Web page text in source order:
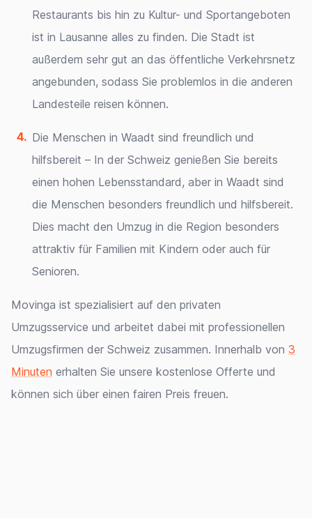
Restaurants bis hin zu Kultur- und Sportangeboten
ist in Lausanne alles zu finden. Die Stadt ist
außerdem sehr gut an das öffentliche Verkehrsnetz
angebunden, sodass Sie problemlos in die anderen
Landesteile reisen können.
Die Menschen in Waadt sind freundlich und
hilfsbereit – In der Schweiz genießen Sie bereits
einen hohen Lebensstandard, aber in Waadt sind
die Menschen besonders freundlich und hilfsbereit.
Dies macht den Umzug in die Region besonders
attraktiv für Familien mit Kindern oder auch für
Senioren.
Movinga ist spezialisiert auf den privaten
Umzugsservice und arbeitet dabei mit professionellen
Umzugsfirmen der Schweiz zusammen. Innerhalb von 3
Minuten erhalten Sie unsere kostenlose Offerte und
können sich über einen fairen Preis freuen.